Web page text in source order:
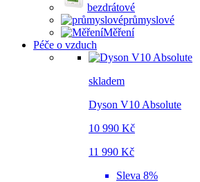
bezdrátové
průmyslové
Měření
Péče o vzduch
skladem
Dyson V10 Absolute
10 990 Kč
11 990 Kč
Sleva 8%